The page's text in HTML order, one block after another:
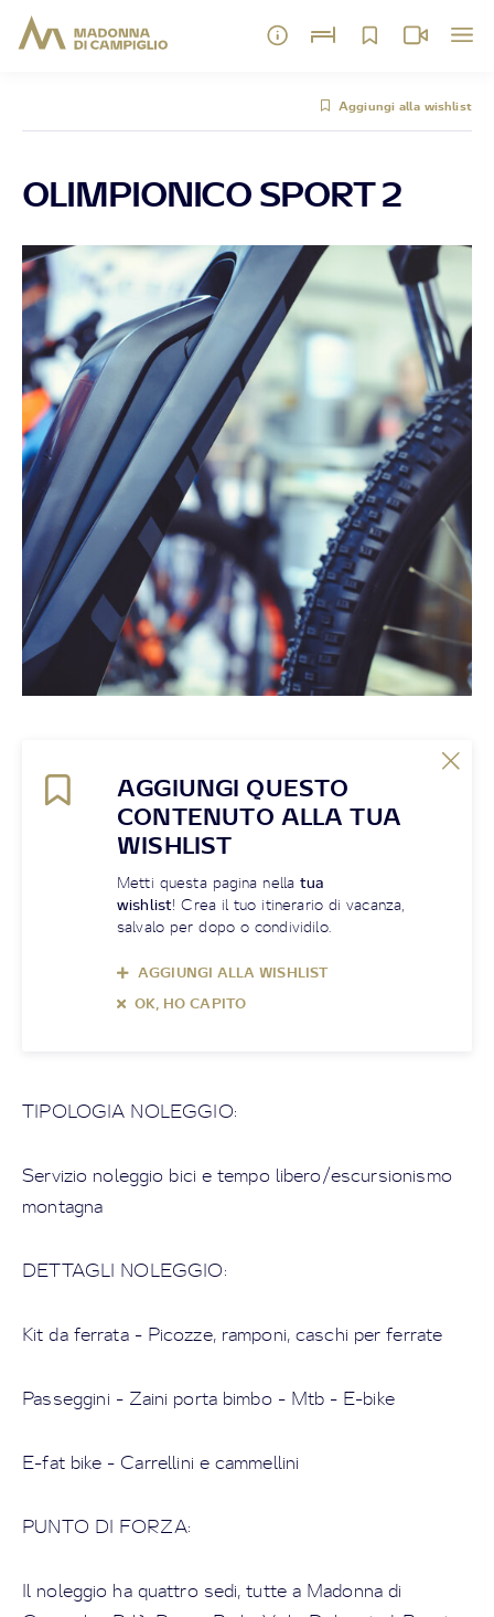
Aggiungi alla wishlist
OLIMPIONICO SPORT 2
AGGIUNGI QUESTO
CONTENUTO ALLA TUA
WISHLIST
Metti questa pagina nellatua
wishlist! Crea il tuo itinerario di vacanza,
salvalo per dopo o condividilo.
AGGIUNGI ALLA WISHLIST
OK, HO CAPITO
TIPOLOGIA NOLEGGIO:
Servizio noleggio bici e tempo libero/escursionismo
montagna
DETTAGLI NOLEGGIO:
Kit da ferrata - Picozze, ramponi, caschi per ferrate
Passeggini - Zaini porta bimbo - Mtb - E-bike
E-fat bike - Carrellini e cammellini
PUNTO DI FORZA:
Il noleggio ha quattro sedi, tutte a Madonna di